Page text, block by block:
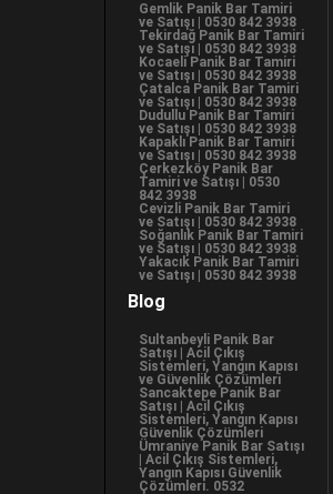
Gemlik Panik Bar Tamiri
ve Satışı | 0530 842 3938
Tekirdağ Panik Bar Tamiri
ve Satışı | 0530 842 3938
Kocaeli Panik Bar Tamiri
ve Satışı | 0530 842 3938
Çatalca Panik Bar Tamiri
ve Satışı | 0530 842 3938
Dudullu Panik Bar Tamiri
ve Satışı | 0530 842 3938
Kapaklı Panik Bar Tamiri
ve Satışı | 0530 842 3938
Çerkezköy Panik Bar
Tamiri ve Satışı | 0530
842 3938
Cevizli Panik Bar Tamiri
ve Satışı | 0530 842 3938
Soğanlık Panik Bar Tamiri
ve Satışı | 0530 842 3938
Yakacık Panik Bar Tamiri
ve Satışı | 0530 842 3938
Blog
Sultanbeyli Panik Bar
Satışı | Acil Çıkış
Sistemleri, Yangın Kapısı
ve Güvenlik Çözümleri
Sancaktepe Panik Bar
Satışı | Acil Çıkış
Sistemleri, Yangın Kapısı
Güvenlik Çözümleri
Ümraniye Panik Bar Satışı
| Acil Çıkış Sistemleri,
Yangın Kapısı Güvenlik
Çözümleri. 0532